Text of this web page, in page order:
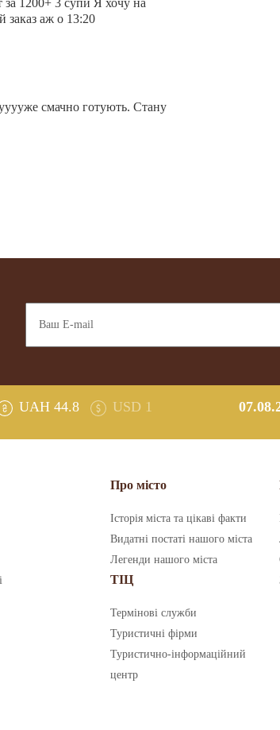
за 1200+ 3 супи Я хочу на
заказ аж о 13:20
смачно готують. Стану
UAH 44.8 USD 1
Про місто
Історія міста та цікаві факти
Видатні постаті нашого міста
Легенди нашого міста
ТІЦ
Термінові служби
Туристичні фірми
Туристично-інформаційний
центр